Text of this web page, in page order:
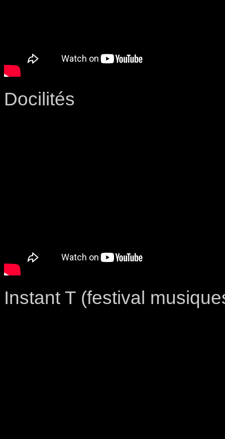
Docilités
Instant T (festival